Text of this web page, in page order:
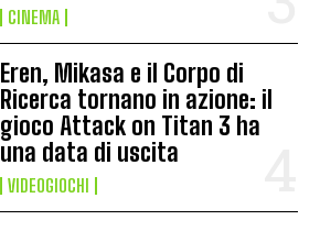
CINEMA
Eren, Mikasa e il Corpo di
Ricerca tornano in azione: il
gioco Attack on Titan 3 ha
una data di uscita
VIDEOGIOCHI